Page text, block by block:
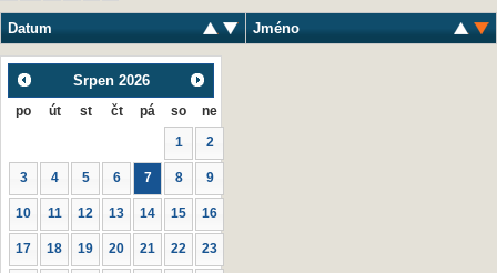
Datum Jméno
Srpen 2026
po út st čt pá so ne
1 2
3 4 5 6 7 8 9
10 11 12 13 14 15 16
17 18 19 20 21 22 23